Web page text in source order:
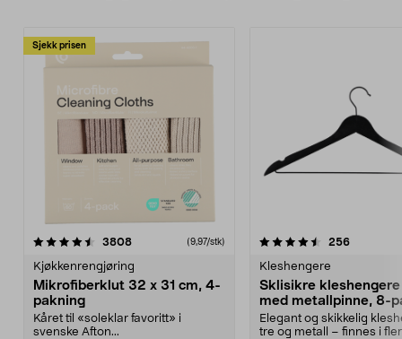
Sjekk prisen
3808anmeldelser(9,97/stk)
Kjøkkenrengjøring
Mikrofiberklut 32 x 31 cm, 4-
pakning
Kåret til «soleklar favoritt» i
svenske Afton...
4.5av 5 stjerner 256
Kleshengere
Sklisikre
med metallpinne, 8-
Elegant og skikkelig
tre og metall – finnes i
4.5av 5 stjerner